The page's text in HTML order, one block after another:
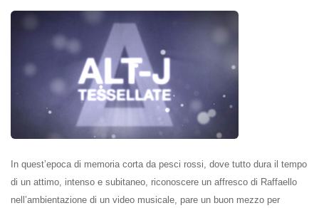
In quest’epoca di memoria corta da pesci rossi, dove tutto dura il tempo
di un attimo, intenso e subitaneo, riconoscere un affresco di Raffaello
nell’ambientazione di un video musicale, pare un buon mezzo per